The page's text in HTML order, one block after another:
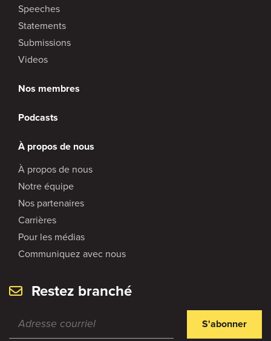
Speeches
Statements
Submissions
Videos
Nos membres
Podcasts
À propos de nous
À propos de nous
Notre équipe
Nos partenaires
Carrières
Pour les médias
Communiquez avec nous
Restez branché
S'abonner